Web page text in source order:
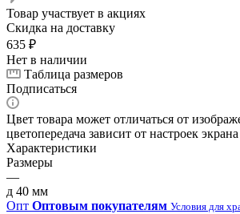
Товар участвует в акциях
Скидка на доставку
635 ₽
Нет в наличии
Таблица размеров
Подписаться
Цвет товара может отличаться от
цветопередача зависит от настроек
Характеристики
Размеры
—
д 40 мм
Опт Оптовым покупателям Условия для